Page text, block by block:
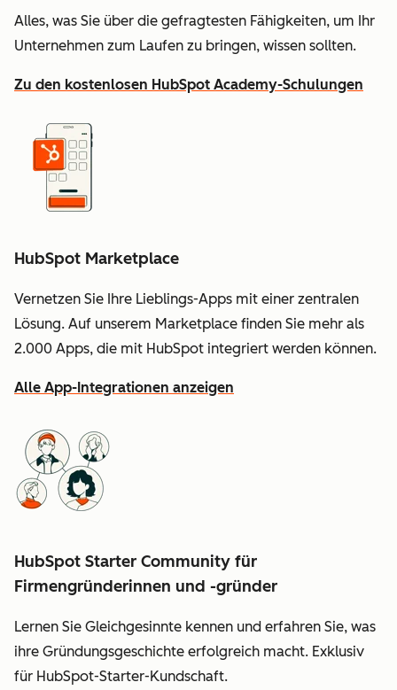
Alles, was Sie über die gefragtesten Fähigkeiten, um Ihr
Unternehmen zum Laufen zu bringen, wissen sollten.
Zu den kostenlosen HubSpot Academy-Schulungen
HubSpot Marketplace
Vernetzen Sie Ihre Lieblings-Apps mit einer zentralen
Lösung. Auf unserem Marketplace finden Sie mehr als
2.000 Apps, die mit HubSpot integriert werden können.
Alle App-Integrationen anzeigen
HubSpot Starter Community für
Firmengründerinnen und -gründer
Lernen Sie Gleichgesinnte kennen und erfahren Sie, was
ihre Gründungsgeschichte erfolgreich macht. Exklusiv
für HubSpot-Starter-Kundschaft.